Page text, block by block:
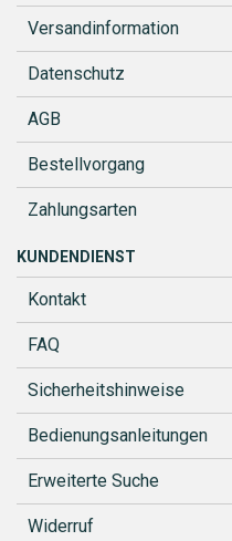
Versandinformation
Datenschutz
AGB
Bestellvorgang
Zahlungsarten
KUNDENDIENST
Kontakt
FAQ
Sicherheitshinweise
Bedienungsanleitungen
Erweiterte Suche
Widerruf